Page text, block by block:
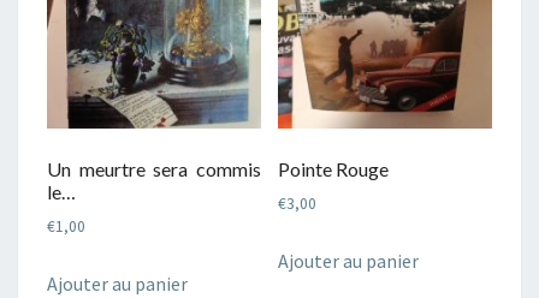
Un meurtre sera commis
le…
€1,00
Ajouter au panier
Pointe Rouge
€3,00
Ajouter au panier